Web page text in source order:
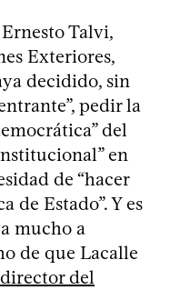
Talvi,
Exteriores,
decidido, sin
pedir la
del
en
de “hacer
Estado”. Y es
mucho a
de que Lacalle
del